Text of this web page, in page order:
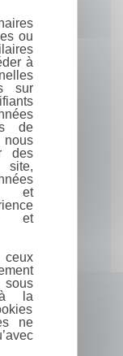
ou
à
sur
de
des
site,
et
et
à la
ne